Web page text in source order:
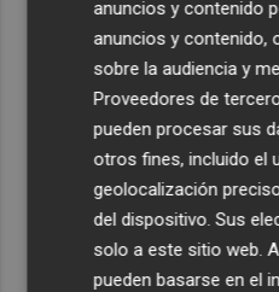
anuncios y contenido
anuncios y contenido,
sobre la audiencia y
Proveedores de
pueden procesar sus
otros fines, incluido el
geolocalización
del dispositivo. Sus
solo a este sitio web.
pueden basarse en el